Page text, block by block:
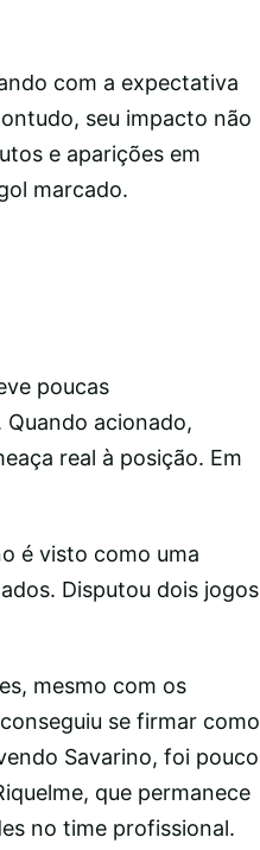
com a expectativa
seu impacto não
e aparições em
marcado.
poucas
acionado,
real à posição. Em
é visto como uma
Disputou dois jogos
mesmo com os
se firmar como
Savarino, foi pouco
que permanece
no time profissional.